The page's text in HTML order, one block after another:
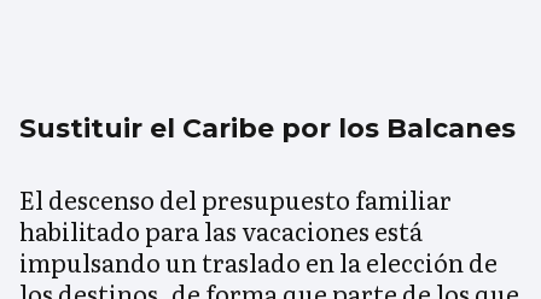
Sustituir el Caribe por los Balcanes
El descenso del presupuesto familiar
habilitado para las vacaciones está
impulsando un traslado en la elección de